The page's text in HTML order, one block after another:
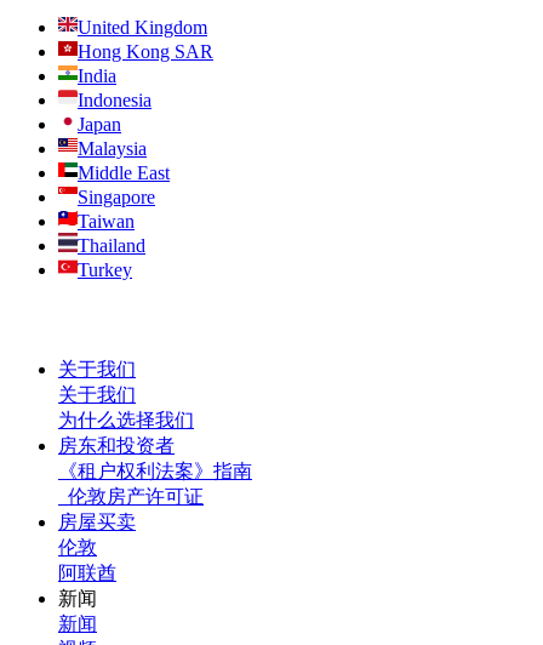
United Kingdom
Hong Kong SAR
India
Indonesia
Japan
Malaysia
Middle East
Singapore
Taiwan
Thailand
Turkey
关于我们
关于我们
为什么选择我们
房东和投资者
《租户权利法案》指南
伦敦房产许可证
房屋买卖
伦敦
阿联酋
新闻
新闻